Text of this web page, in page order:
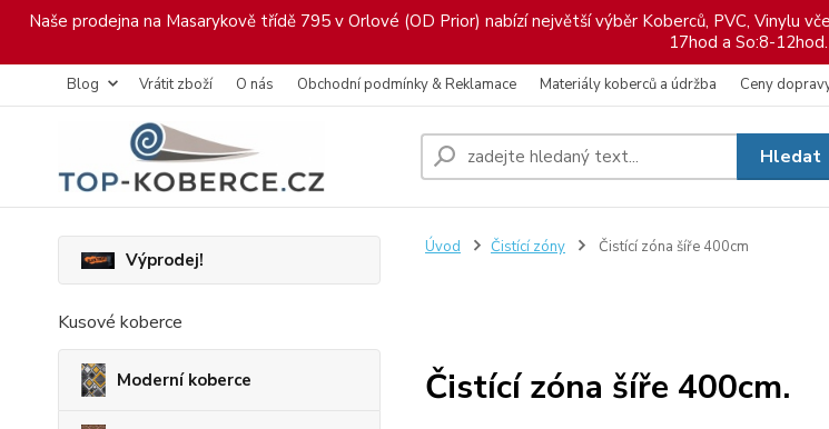
Naše prodejna na Masarykově třídě 795 v Orlové (OD Prior) nabízí největší výběr Koberců, PVC, Vinylu
17hod a So:8-12hod.
Blog Vrátit zboží O nás Obchodní podmínky & Reklamace Materiály koberců a údržba Ceny
Hledat
Výprodej!
Kusové koberce
Moderní koberce
Úvod Čistící zóny Čistící zóna šíře 400cm
Čistící zóna šíře 400cm.